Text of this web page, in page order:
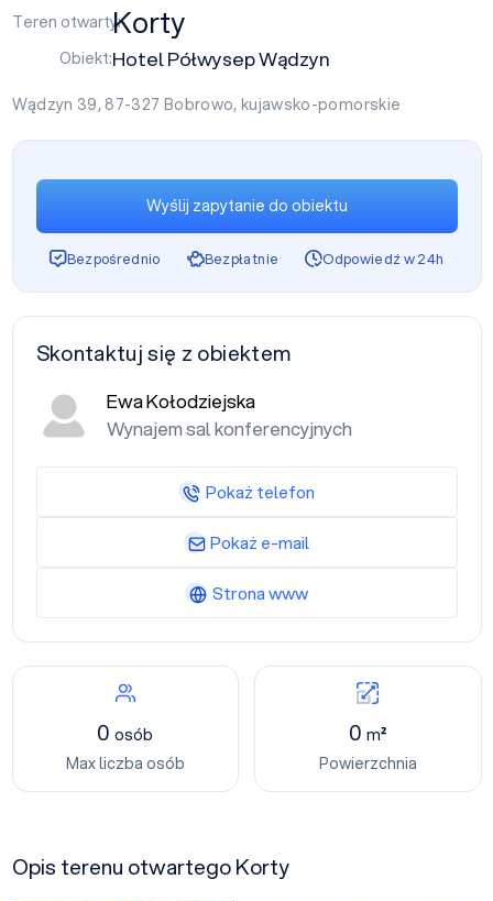
Teren otwarty:Korty
Obiekt:Hotel Półwysep Wądzyn
Wądzyn 39, 87-327 Bobrowo, kujawsko-pomorskie
0osób
Max liczba osób
0m²
Powierzchnia
Opis terenu otwartego Korty
Wyślij zapytanie do obiektu
Bezpośrednio Bezpłatnie Odpowiedź w 24h
Skontaktuj się z obiektem
Ewa Kołodziejska
Wynajem sal konferencyjnych
Pokaż telefon
Pokaż e-mail
Strona www